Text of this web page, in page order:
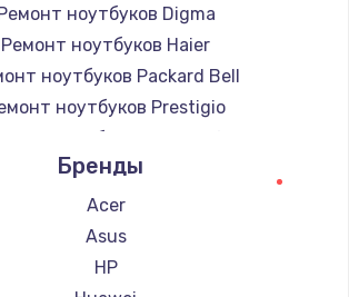
ноутбуков Digma
Ремонт ноутбуков Haier
ноутбуков Packard Bell
ноутбуков Prestigio
ноутбуков Microsoft
ноутбуков Alienware
ноутбуков Aquarius
ноутбуков Gigabyte
Ремонт ноутбуков Aorus
Бренды
Acer
Asus
HP